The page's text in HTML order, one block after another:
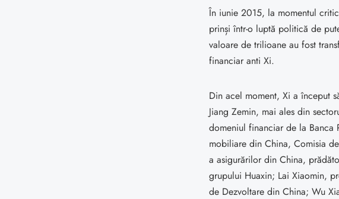
În iunie 2015, la momentul
prinși într-o luptă politică de
valoare de trilioane au fost
financiar anti Xi.
Din acel moment, Xi a început
Jiang Zemin, mai ales din
domeniul financiar de la Banca
mobiliare din China, Comisia
a asigurărilor din China,
grupului Huaxin; Lai Xiaomin,
de Dezvoltare din China; Wu